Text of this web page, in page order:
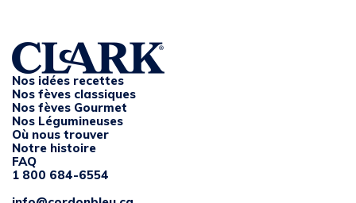
Nos idées recettes
Nos fèves classiques
Nos fèves Gourmet
Nos Légumineuses
Où nous trouver
Notre histoire
FAQ
1 800 684-6554